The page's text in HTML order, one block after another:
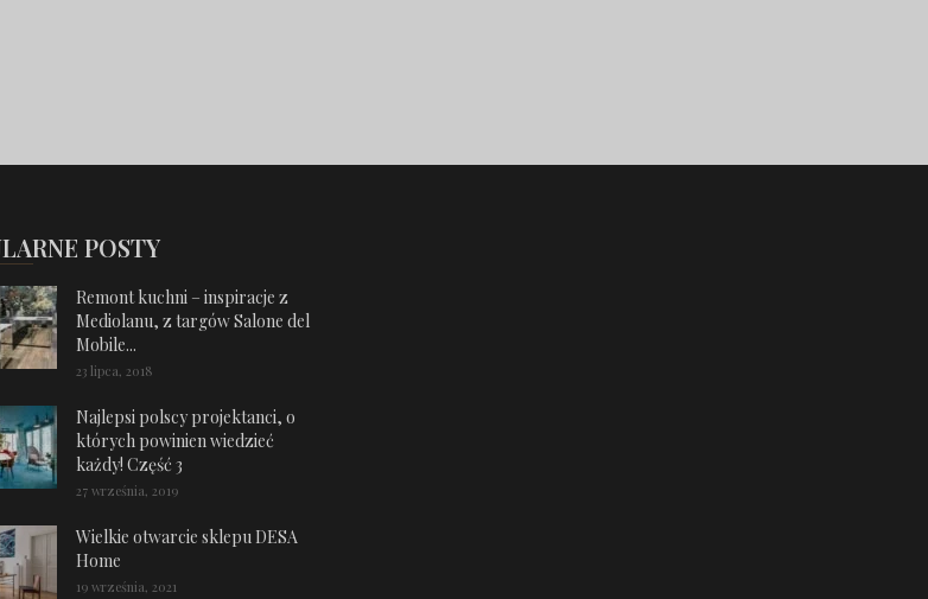
POSTY
Remont kuchni – inspiracje z
Mediolanu, z targów Salone del
Mobile...
23 lipca, 2018
Najlepsi polscy projektanci, o
których powinien wiedzieć
każdy! Część 3
27 września, 2019
Wielkie otwarcie sklepu DESA
Home
19 września, 2021